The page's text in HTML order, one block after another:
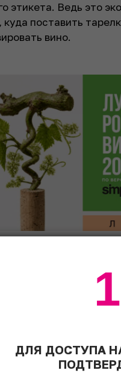
этикета. Ведь это
поставить
вино.
В каждом доме –
ДЛЯ ДОСТУПА